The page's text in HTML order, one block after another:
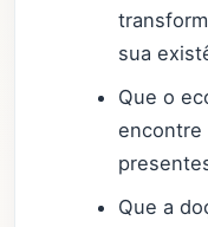
sua
Que o
encontre
Que a